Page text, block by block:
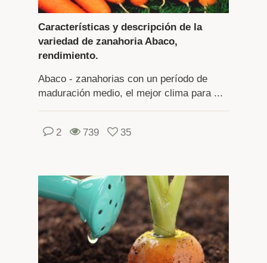
Características y descripción de la
variedad de zanahoria Abaco,
rendimiento.
Abaco - zanahorias con un período de
maduración medio, el mejor clima para ...
2 739 35